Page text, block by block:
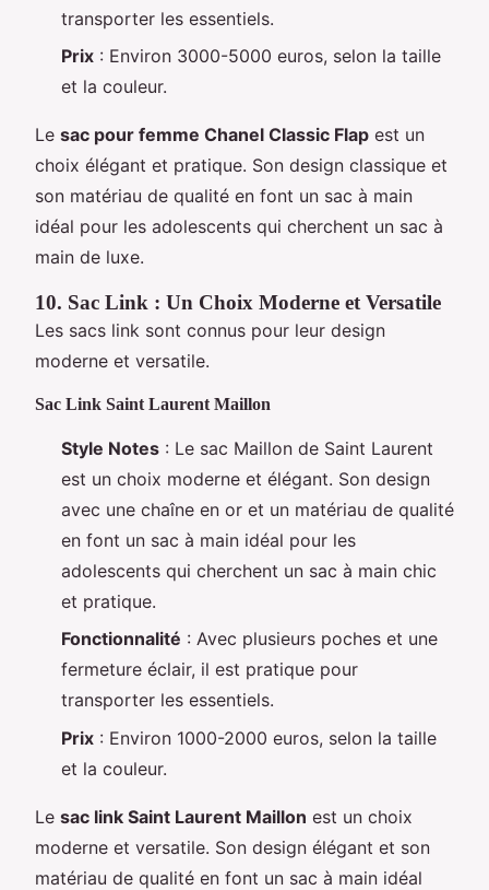
transporter les essentiels.
Prix : Environ 3000-5000 euros, selon la taille
et la couleur.
Le sac pour femme Chanel Classic Flap est un
choix élégant et pratique. Son design classique et
son matériau de qualité en font un sac à main
idéal pour les adolescents qui cherchent un sac à
main de luxe.
10. Sac Link : Un Choix Moderne et Versatile
Les sacs link sont connus pour leur design
moderne et versatile.
Sac Link Saint Laurent Maillon
Style Notes : Le sac Maillon de Saint Laurent
est un choix moderne et élégant. Son design
avec une chaîne en or et un matériau de qualité
en font un sac à main idéal pour les
adolescents qui cherchent un sac à main chic
et pratique.
Fonctionnalité : Avec plusieurs poches et une
fermeture éclair, il est pratique pour
transporter les essentiels.
Prix : Environ 1000-2000 euros, selon la taille
et la couleur.
Le sac link Saint Laurent Maillon est un choix
moderne et versatile. Son design élégant et son
matériau de qualité en font un sac à main idéal